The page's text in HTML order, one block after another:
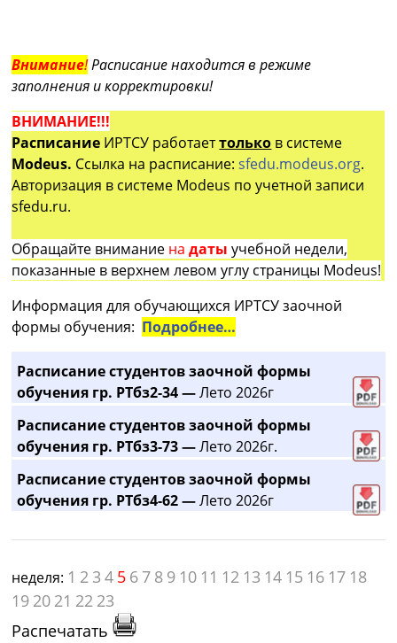
Внимание!Расписание находится в режиме
заполнения и корректировки!
ВНИМАНИЕ!!!
Расписание ИРТСУ работаеттолько в системе
Modeus. Ссылка на расписание:sfedu.modeus.org.
Авторизация в системе Modeus по учетной записи
sfedu.ru.
Обращайте внимание на датыучебной недели,
показанные в верхнем левом углу страницы Modeus!
Информация для обучающихся ИРТСУ заочной
формы обучения: Подробнее…
Расписание студентов заочной формы
обучения гр. РТбз2-34 —Лето 2026г
Расписание студентов заочной формы
обучения гр. РТбз3-73 —Лето 2026г.
Расписание студентов заочной формы
обучения гр. РТбз4-62 —Лето 2026г
неделя: 1 2 3 4 5 6 7 8 9 10 11 12 13 14 15 16 17 18
19 20 21 22 23
Распечатать